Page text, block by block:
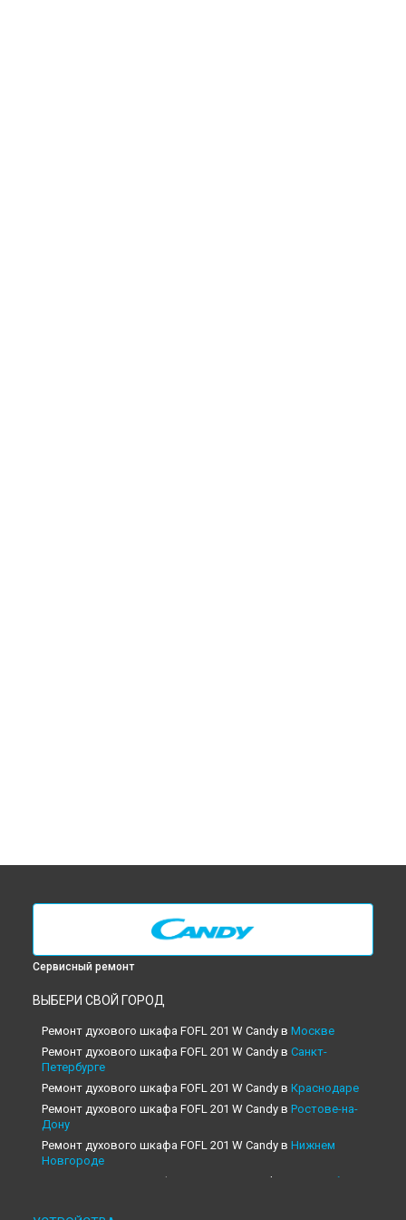
Сервисный ремонт
ВЫБЕРИ СВОЙ ГОРОД
Ремонт духового шкафа FOFL 201 W Candy в Москве
Ремонт духового шкафа FOFL 201 W Candy в Санкт-
Петербурге
Ремонт духового шкафа FOFL 201 W Candy в Краснодаре
Ремонт духового шкафа FOFL 201 W Candy в Ростове-на-
Дону
Ремонт духового шкафа FOFL 201 W Candy в Нижнем
Новгороде
Ремонт духового шкафа FOFL 201 W Candy в
Новосибирске